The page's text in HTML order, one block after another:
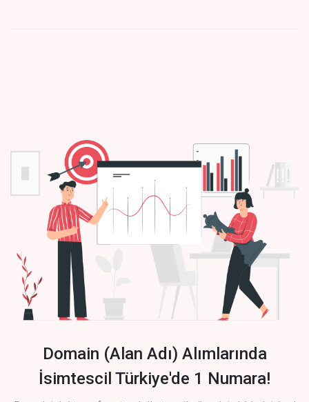
Domain (Alan Adı) Alımlarında
İsimtescil Türkiye'de 1 Numara!